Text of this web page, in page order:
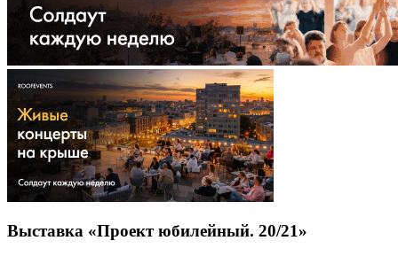
Выставка «Проект юбилейный. 20/21»